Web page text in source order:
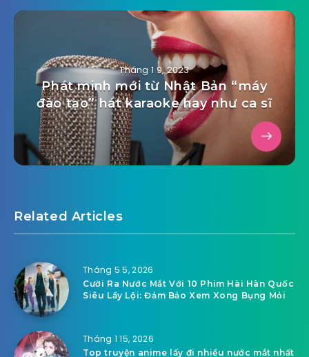
Tháng 1 9, 2023
Phát minh mới từ Nhật Bản “máy
đào tạo” hát karaoke hay như ca sĩ
Related Articles
Tháng 5 5, 2026
Cười Ra Nước Mắt Với 10 Phim Hài Hàn Quốc
Siêu Lầy Lội: Đảm Bảo Xem Xong Bụng Mỏi
Tháng 1 15, 2026
Top truyện anime lấy đi nhiều nước mắt nhất